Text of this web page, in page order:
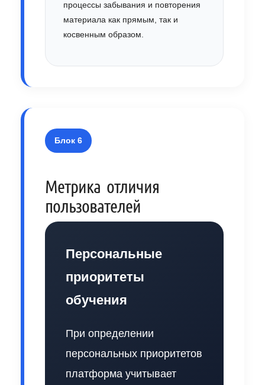
процессы забывания и повторения
материала как прямым, так и
косвенным образом.
Блок 6
Метрика отличия
пользователей
Персональные
приоритеты
обучения
При определении
персональных приоритетов
платформа учитывает